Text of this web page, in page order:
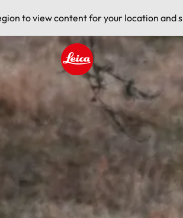
to view content for your location and
Leica logo - Home